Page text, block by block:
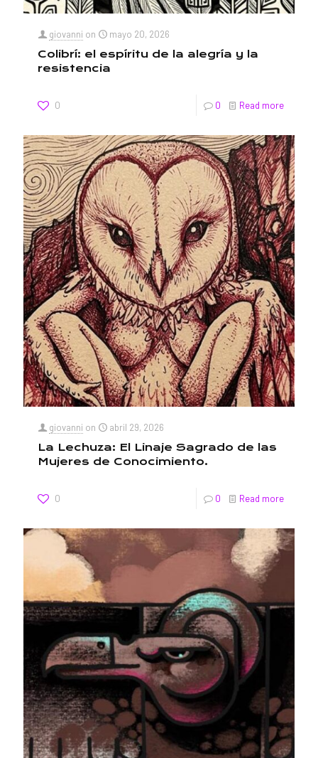
giovanni on mayo 20, 2026
Colibrí: el espíritu de la alegría y la
resistencia
0 0 Read more
giovanni on abril 29, 2026
La Lechuza: El Linaje Sagrado de las
Mujeres de Conocimiento.
0 0 Read more